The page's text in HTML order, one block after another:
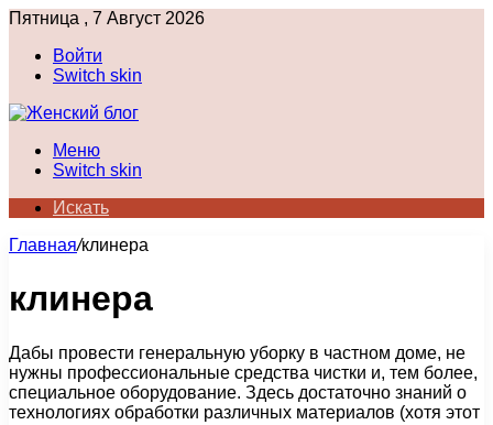
Пятница , 7 Август 2026
Войти
Switch skin
Меню
Switch skin
Искать
Главная/клинера
клинера
Дабы провести генеральную уборку в частном доме, не
нужны профессиональные средства чистки и, тем более,
специальное оборудование. Здесь достаточно знаний о
технологиях обработки различных материалов (хотя этот